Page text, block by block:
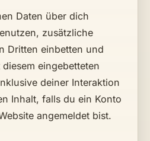
Daten über dich
zusätzliche
Dritten einbetten und
eingebetteten
deiner Interaktion
Inhalt, falls du ein Konto
angemeldet bist.